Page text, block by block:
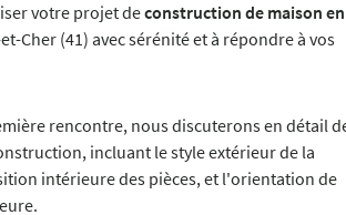
votre projet deconstruction de maison en
Cher (41) avec sérénité et à répondre à vos
rencontre, nous discuterons en détail
incluant le style extérieur de la
intérieure des pièces, et l'orientation de